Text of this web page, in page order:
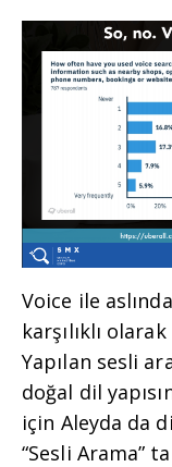
Voice ile
karşılıklı
Yapılan sesli
doğal dil
için Aleyda da
“Sesli Arama”